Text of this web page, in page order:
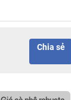
Chia sẻ